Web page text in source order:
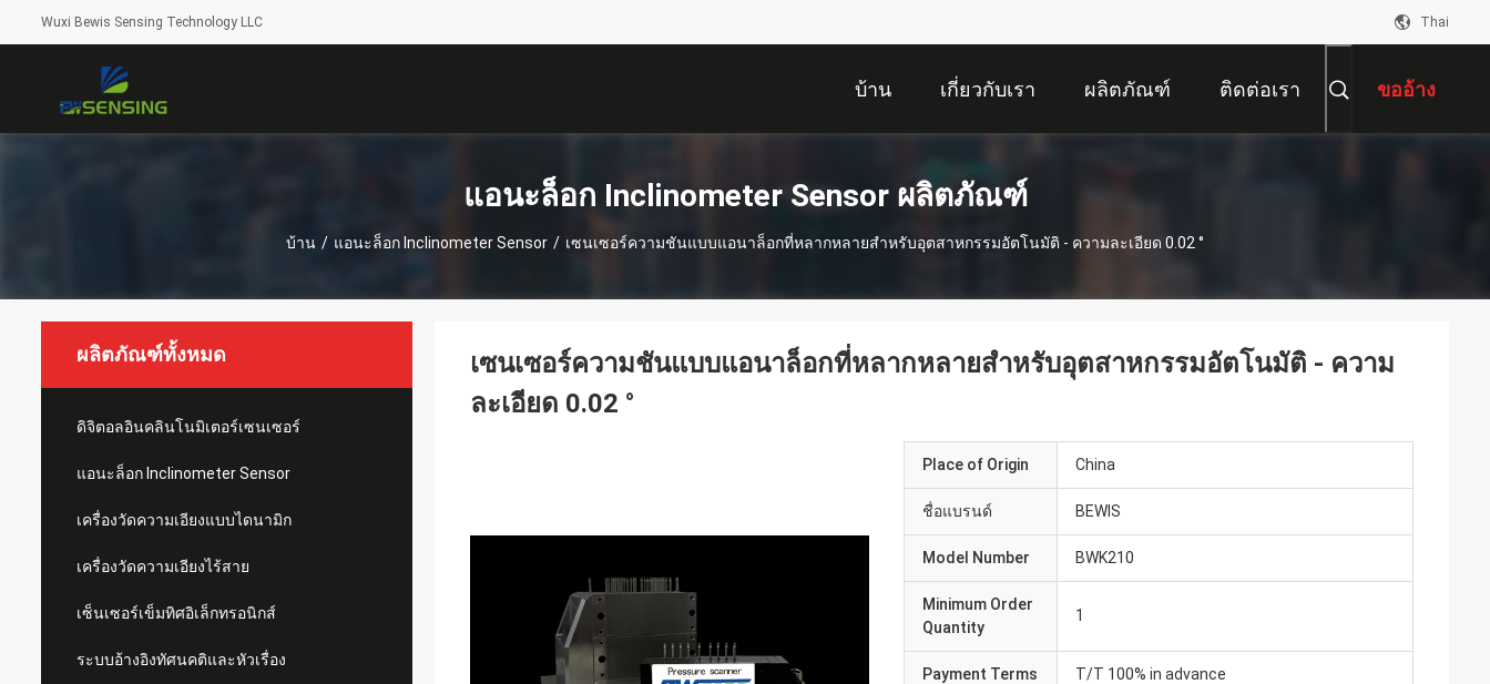
Wuxi Bewis Sensing Technology LLC Thai
บ้าน เกี่ยวกับเรา ผลิตภัณฑ์ ติดต่อเรา ขออ้าง
แอนะล็อก Inclinometer Sensor ผลิตภัณฑ์
บ้าน / แอนะล็อก Inclinometer Sensor / เซนเซอร์ความชันแบบแอนาล็อกที่หลากหลายสําหรับอุตสาหกรรมอัตโนมัติ - ความละเอียด 0.02 °
ผลิตภัณฑ์ทั้งหมด
ดิจิตอลอินคลินโนมิเตอร์เซนเซอร์
แอนะล็อก Inclinometer Sensor
เครื่องวัดความเอียงแบบไดนามิก
เครื่องวัดความเอียงไร้สาย
เซ็นเซอร์เข็มทิศอิเล็กทรอนิกส์
ระบบอ้างอิงทัศนคติและหัวเรื่อง
เซนเซอร์ความชันแบบแอนาล็อกที่หลากหลายสําหรับอุตสาหกรรมอัตโนมัติ - ความ
ละเอียด 0.02 °
Place of Origin China
ชื่อแบรนด์ BEWIS
Model Number BWK210
Minimum Order
Quantity
1
Payment Terms T/T 100% in advance